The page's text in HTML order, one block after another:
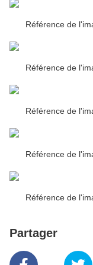
Référence de
Référence de
Référence de
Référence de
Référence de
Partager